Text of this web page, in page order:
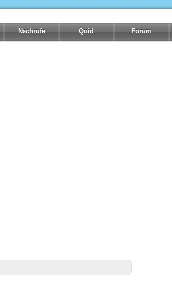
Nachrufe Quid Forum